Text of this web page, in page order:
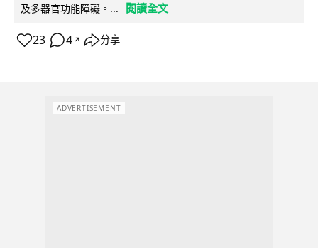
及多器官功能障礙。...
閱讀全文
23 4 ↗ 分享
ADVERTISEMENT